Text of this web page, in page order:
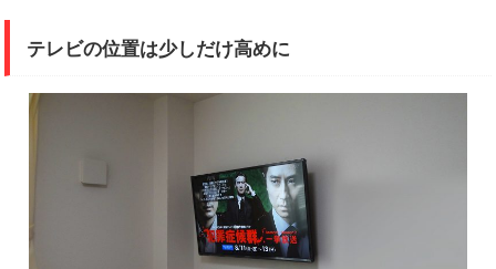
テレビの位置は少しだけ高めに